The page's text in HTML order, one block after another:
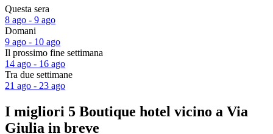
Questa sera
8 ago - 9 ago
Domani
9 ago - 10 ago
Il prossimo fine settimana
14 ago - 16 ago
Tra due settimane
21 ago - 23 ago
I migliori 5 Boutique hotel vicino a Via
Giulia in breve